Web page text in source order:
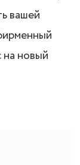
вашей
новый